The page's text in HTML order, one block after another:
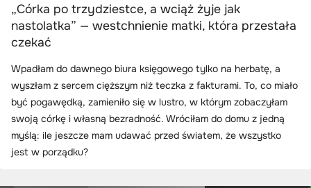
„Córka po trzydziestce, a wciąż żyje jak
nastolatka” — westchnienie matki, która przestała
czekać
Wpadłam do dawnego biura księgowego tylko na herbatę, a
wyszłam z sercem cięższym niż teczka z fakturami. To, co miało
być pogawędką, zamieniło się w lustro, w którym zobaczyłam
swoją córkę i własną bezradność. Wróciłam do domu z jedną
myślą: ile jeszcze mam udawać przed światem, że wszystko
jest w porządku?